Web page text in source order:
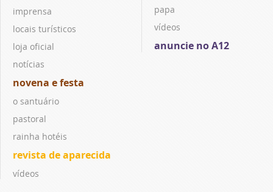
imprensa
locais turísticos
loja oficial
notícias
novena e festa
o santuário
pastoral
rainha hotéis
revista de aparecida
vídeos
papa
vídeos
anuncie no A12